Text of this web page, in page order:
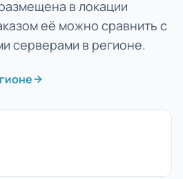
в локации
её можно сравнить с
серверами в регионе.